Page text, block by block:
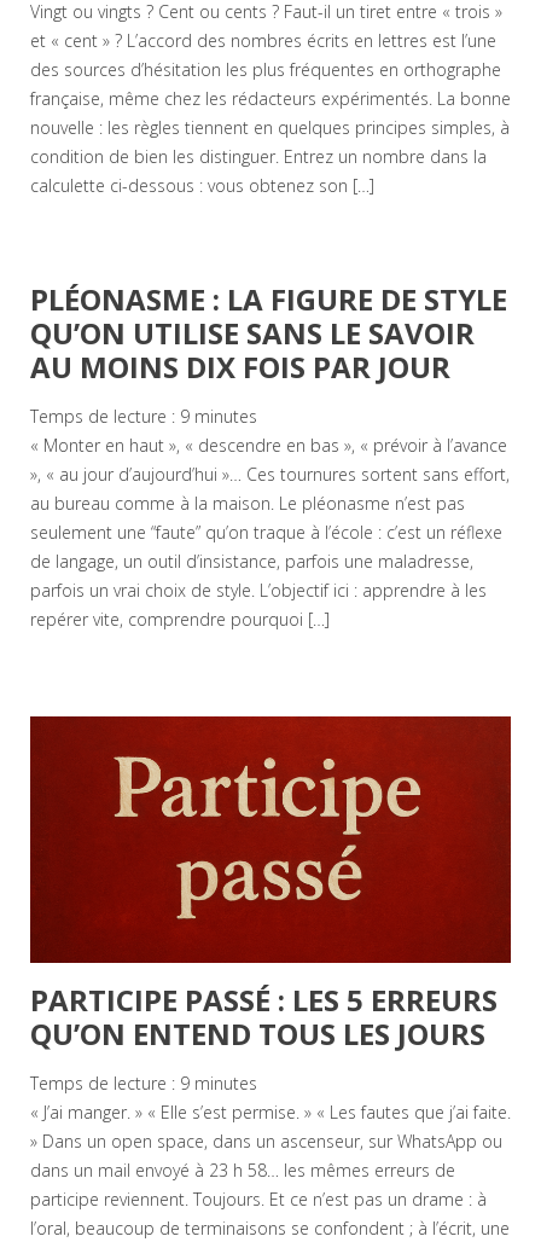
Vingt ou vingts ? Cent ou cents ? Faut-il un tiret entre « trois »
et « cent » ? L’accord des nombres écrits en lettres est l’une
des sources d’hésitation les plus fréquentes en orthographe
française, même chez les rédacteurs expérimentés. La bonne
nouvelle : les règles tiennent en quelques principes simples, à
condition de bien les distinguer. Entrez un nombre dans la
calculette ci-dessous : vous obtenez son […]
PLÉONASME : LA FIGURE DE STYLE
QU’ON UTILISE SANS LE SAVOIR
AU MOINS DIX FOIS PAR JOUR
Temps de lecture : 9 minutes
« Monter en haut », « descendre en bas », « prévoir à l’avance
», « au jour d’aujourd’hui »… Ces tournures sortent sans effort,
au bureau comme à la maison. Le pléonasme n’est pas
seulement une “faute” qu’on traque à l’école : c’est un réflexe
de langage, un outil d’insistance, parfois une maladresse,
parfois un vrai choix de style. L’objectif ici : apprendre à les
repérer vite, comprendre pourquoi […]
PARTICIPE PASSÉ : LES 5 ERREURS
QU’ON ENTEND TOUS LES JOURS
Temps de lecture : 9 minutes
« J’ai manger. » « Elle s’est permise. » « Les fautes que j’ai faite.
» Dans un open space, dans un ascenseur, sur WhatsApp ou
dans un mail envoyé à 23 h 58… les mêmes erreurs de
participe reviennent. Toujours. Et ce n’est pas un drame : à
l’oral, beaucoup de terminaisons se confondent ; à l’écrit, une